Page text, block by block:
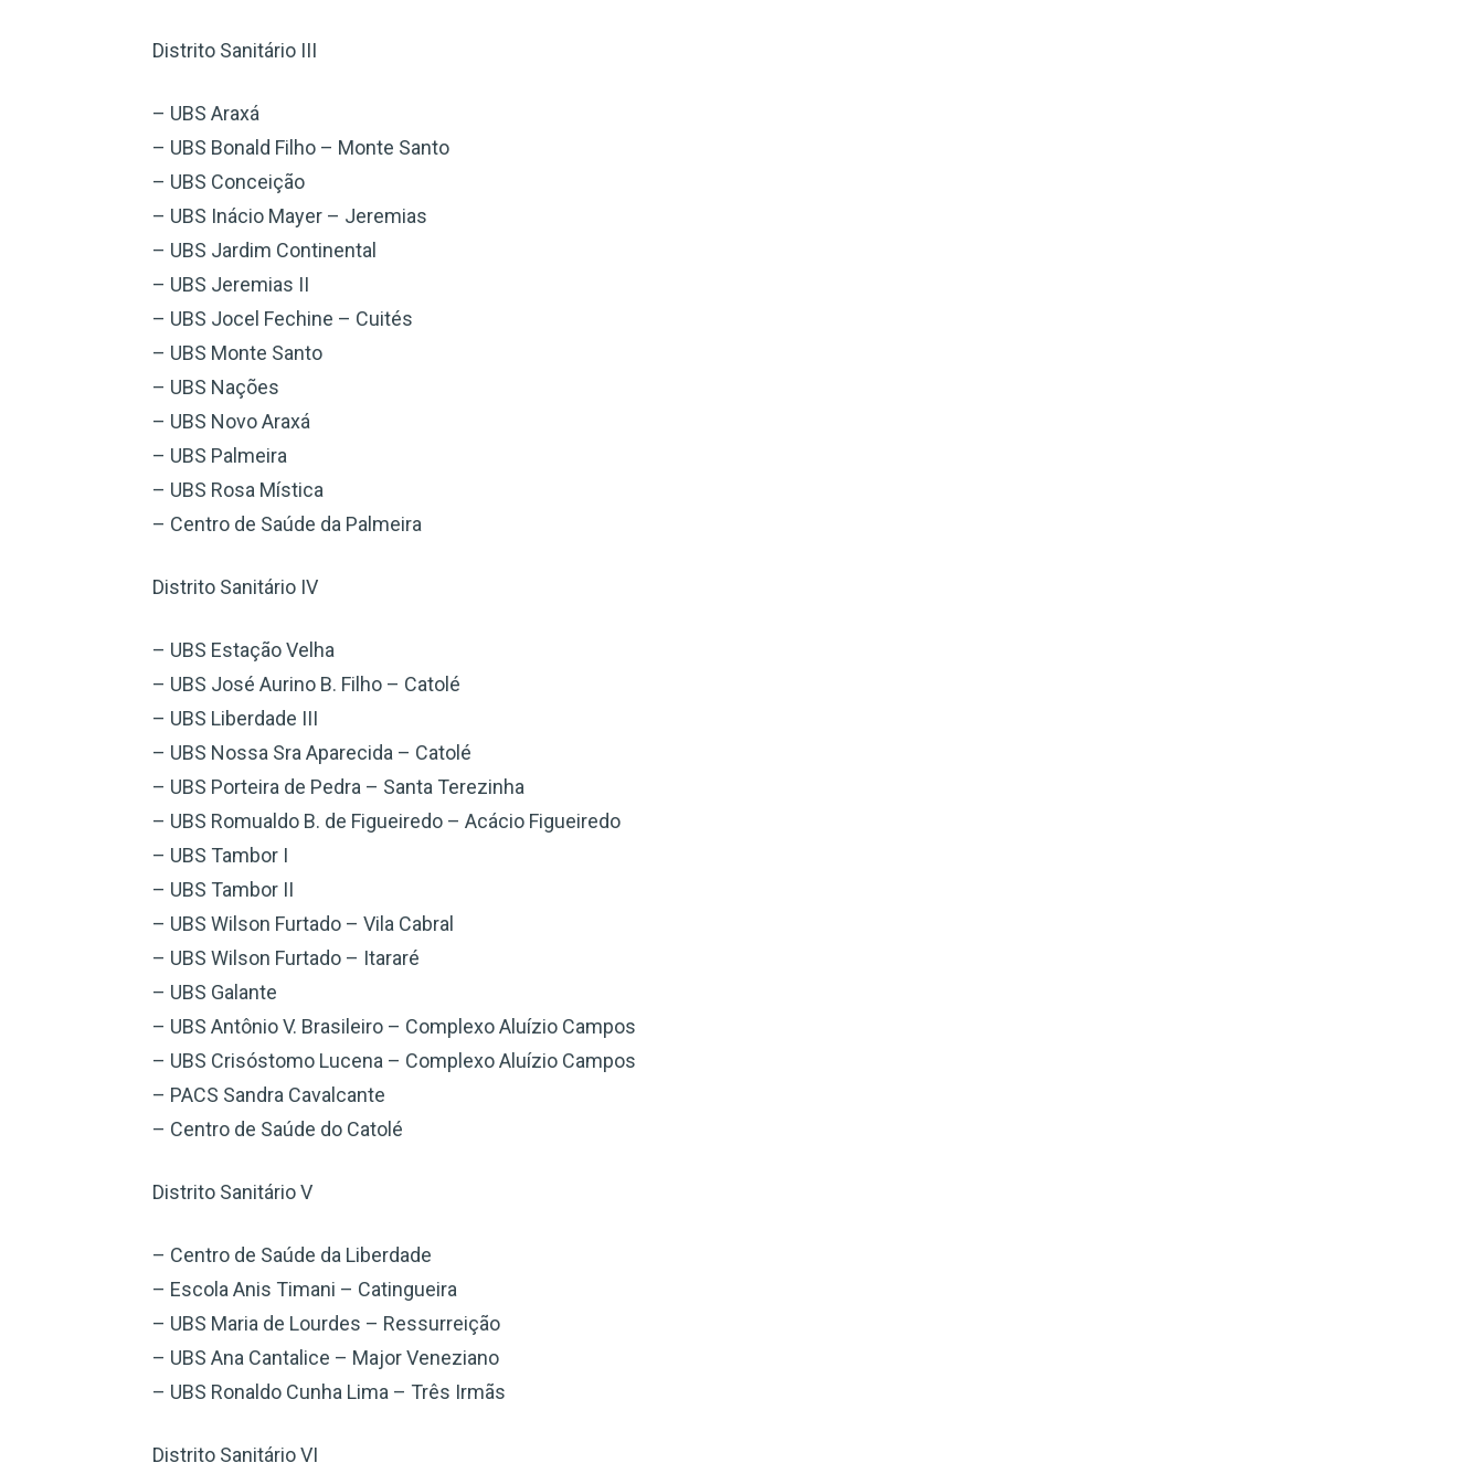
Distrito Sanitário III
– UBS Araxá
– UBS Bonald Filho – Monte Santo
– UBS Conceição
– UBS Inácio Mayer – Jeremias
– UBS Jardim Continental
– UBS Jeremias II
– UBS Jocel Fechine – Cuités
– UBS Monte Santo
– UBS Nações
– UBS Novo Araxá
– UBS Palmeira
– UBS Rosa Mística
– Centro de Saúde da Palmeira
Distrito Sanitário IV
– UBS Estação Velha
– UBS José Aurino B. Filho – Catolé
– UBS Liberdade III
– UBS Nossa Sra Aparecida – Catolé
– UBS Porteira de Pedra – Santa Terezinha
– UBS Romualdo B. de Figueiredo – Acácio Figueiredo
– UBS Tambor I
– UBS Tambor II
– UBS Wilson Furtado – Vila Cabral
– UBS Wilson Furtado – Itararé
– UBS Galante
– UBS Antônio V. Brasileiro – Complexo Aluízio Campos
– UBS Crisóstomo Lucena – Complexo Aluízio Campos
– PACS Sandra Cavalcante
– Centro de Saúde do Catolé
Distrito Sanitário V
– Centro de Saúde da Liberdade
– Escola Anis Timani – Catingueira
– UBS Maria de Lourdes – Ressurreição
– UBS Ana Cantalice – Major Veneziano
– UBS Ronaldo Cunha Lima – Três Irmãs
Distrito Sanitário VI